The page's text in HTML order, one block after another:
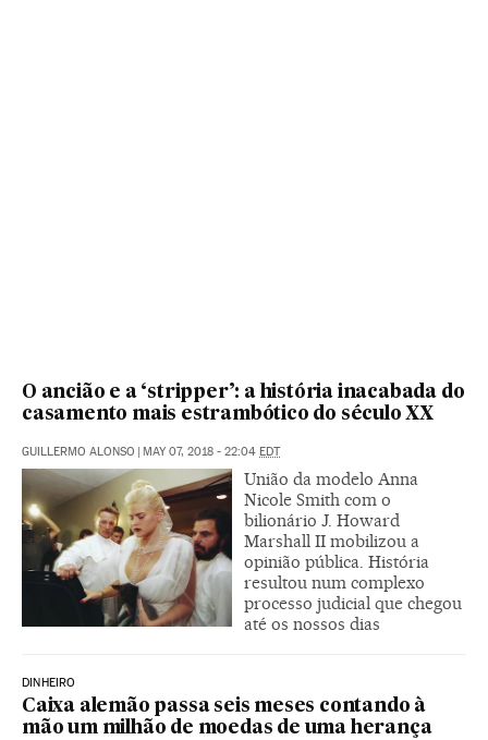
O ancião e a ‘stripper’: a história inacabada do
casamento mais estrambótico do século XX
GUILLERMO ALONSO MAY 07, 2018 - 22:04 EDT
União da modelo Anna
Nicole Smith com o
bilionário J. Howard
Marshall II mobilizou a
opinião pública. História
resultou num complexo
processo judicial que chegou
até os nossos dias
DINHEIRO
Caixa alemão passa seis meses contando à
mão um milhão de moedas de uma herança